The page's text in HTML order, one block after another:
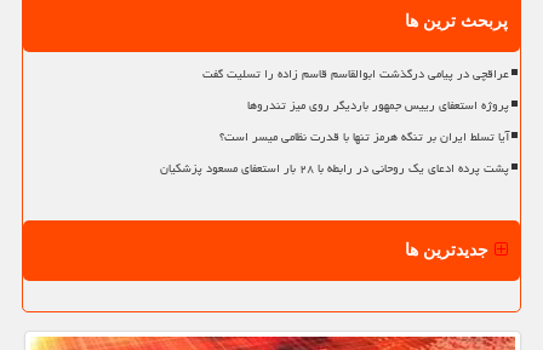
پربحث ترین ها
عراقچی در پیامی درگذشت ابوالقاسم قاسم زاده را تسلیت گفت
پروژه استعفای رییس جمهور باردیگر روی میز تندروها
آیا تسلط ایران بر تنگه هرمز تنها با قدرت نظامی میسر است؟
پشت پرده ادعای یک روحانی در رابطه با ۲۸ بار استعفای مسعود پزشکیان
جدیدترین ها